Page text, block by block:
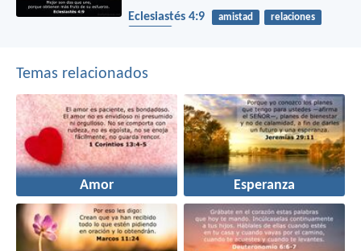
Eclesiastés 4:9 amistad
relaciones
Temas relacionados
Amor Esperanza